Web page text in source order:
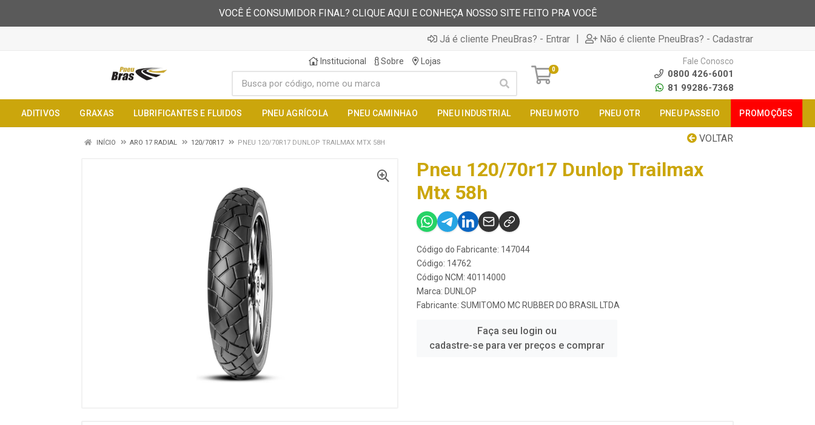
VOCÊ É CONSUMIDOR FINAL? CLIQUE AQUI E CONHEÇA NOSSO SITE FEITO PRA VOCÊ
Já é cliente PneuBras? - Entrar | Não é cliente PneuBras? - Cadastrar
Institucional Sobre Lojas
0
Fale Conosco
0800 426-6001
81 99286-7368
ADITIVOS GRAXAS LUBRIFICANTES E FLUIDOS PNEU AGRÍCOLA PNEU CAMINHAO PNEU INDUSTRIAL PNEU MOTO PNEU OTR PNEU PASSEIO PROMOÇÕES
VOLTAR
INÍCIO ARO 17 RADIAL 120/70R17 PNEU 120/70R17 DUNLOP TRAILMAX MTX 58H
Pneu 120/70r17 Dunlop Trailmax
Mtx 58h
Código do Fabricante: 147044
Código: 14762
Código NCM: 40114000
Marca: DUNLOP
Fabricante: SUMITOMO MC RUBBER DO BRASIL LTDA
Faça seu login ou
cadastre-se para ver preços e comprar